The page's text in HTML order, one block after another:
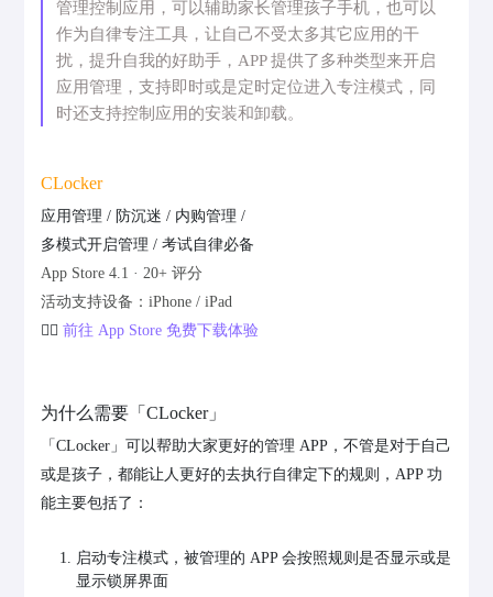
管理控制应用，可以辅助家长管理孩子手机，也可以
作为自律专注工具，让自己不受太多其它应用的干
扰，提升自我的好助手，APP 提供了多种类型来开启
应用管理，支持即时或是定时定位进入专注模式，同
时还支持控制应用的安装和卸载。
CLocker
应用管理 / 防沉迷 / 内购管理 /
多模式开启管理 / 考试自律必备
App Store 4.1 · 20+ 评分
活动支持设备：iPhone / iPad
👉🏻前往 App Store 免费下载体验
为什么需要「CLocker」
「CLocker」可以帮助大家更好的管理 APP，不管是对于自己
或是孩子，都能让人更好的去执行自律定下的规则，APP 功
能主要包括了：
启动专注模式，被管理的 APP 会按照规则是否显示或是
显示锁屏界面